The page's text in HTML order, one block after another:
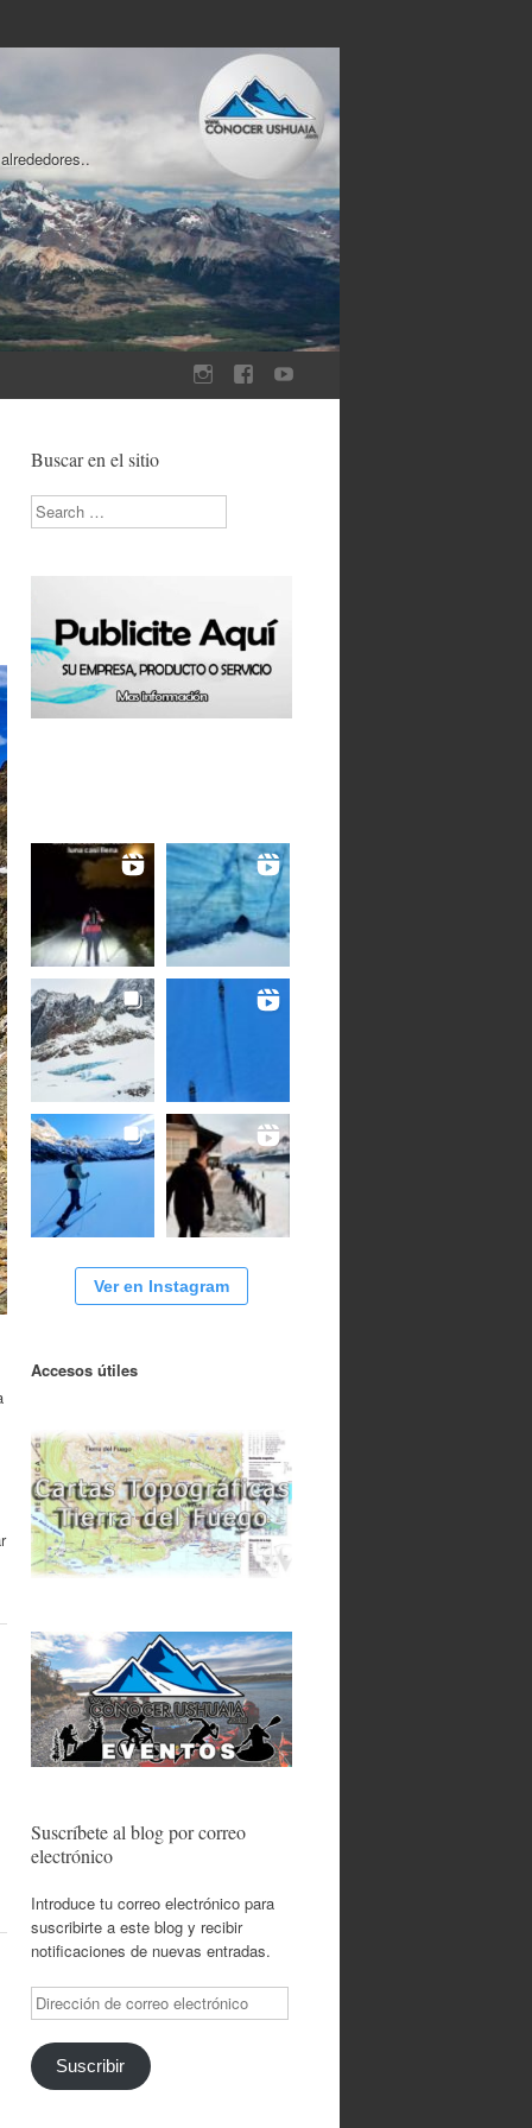
Buscar en el sitio
Search
Ver en Instagram
Accesos útiles
Suscríbete al blog por correo
electrónico
Introduce tu correo electrónico para
suscribirte a este blog y recibir
notificaciones de nuevas entradas.
Dirección
de
correo
electrónico
Suscribir